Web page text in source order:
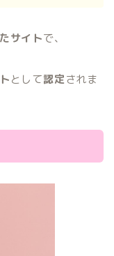
サイトで、
として認定されま